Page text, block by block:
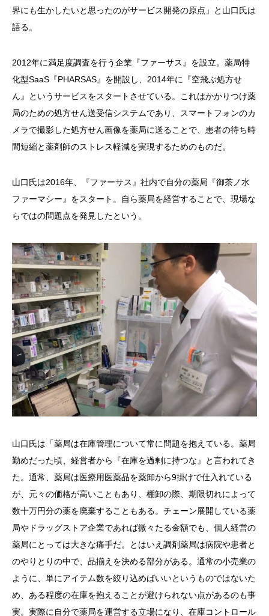
界にも生かしたいと思ったのがサービス開発の原点」と山口氏は
語る。
2012年に満足度調査を行う企業『ファーサス』を設立。薬局特
化型SaaS『PHARSAS』を開設し、2014年に『空飛ぶ処方せ
ん』というサービスをスタートさせている。これはかかりつけ薬
局のための処方せん送受信システムであり、スマートフォンのカ
メラで撮影した処方せん画像を薬局に送ることで、患者の待ち時
間短縮と薬剤師のストレス軽減を実現するためのものだ。
山口氏は2016年、『ファーサス』社内で自分の薬局『御茶ノ水
ファーマシー』をスタート。自ら薬局を経営することで、現場な
らではの問題点を発見したという。
山口氏は「薬局は在庫管理について常に問題を抱えている。薬局
勤めだった頃、経営者から『在庫を過剰に持つな』と言われてき
た。通常、薬局は医療用医薬品を薬卸から9掛けで仕入れている
が、元々の価格が高いこともあり、棚卸の際、期限切れによって
数十万円分の薬を廃棄することもある。チェーン展開している薬
局やドラッグストア企業であれば微々たる金額でも、個人経営の
薬局にとっては大きな痛手だ。とはいえ調剤薬局は病院や患者と
のやりとりの中で、品揃えを決める部分がある。通常の小売業の
ように、単にアイテム数を絞り込めばいいというものではないた
め、ある程度の在庫を抱えることが避けられない点があるのも事
実。実際に自分で薬局を運営する立場になり、在庫コントロール